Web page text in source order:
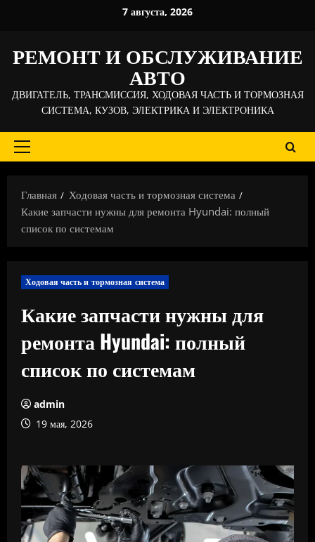
7 августа, 2026
РЕМОНТ И ОБСЛУЖИВАНИЕ
АВТО
ДВИГАТЕЛЬ, ТРАНСМИССИЯ, ХОДОВАЯ ЧАСТЬ И ТОРМОЗНАЯ
СИСТЕМА, КУЗОВ, ЭЛЕКТРИКА И ЭЛЕКТРОНИКА
Основное
Главная
Ходовая часть и тормозная система
Какие запчасти нужны для ремонта Hyundai: полный
список по системам
Ходовая часть и тормозная система
Какие запчасти нужны для
ремонта Hyundai: полный
список по системам
admin
19 мая, 2026